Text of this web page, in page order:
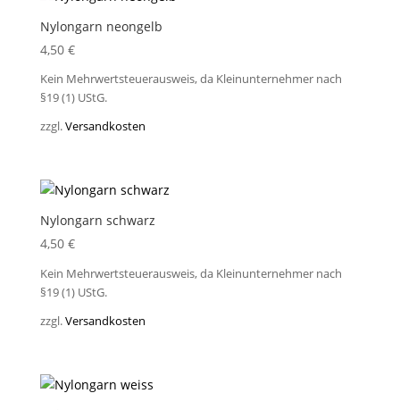
Nylongarn neongelb
4,50 €
Kein Mehrwertsteuerausweis, da Kleinunternehmer nach
§19 (1) UStG.
zzgl.Versandkosten
Nylongarn schwarz
4,50 €
Kein Mehrwertsteuerausweis, da Kleinunternehmer nach
§19 (1) UStG.
zzgl.Versandkosten